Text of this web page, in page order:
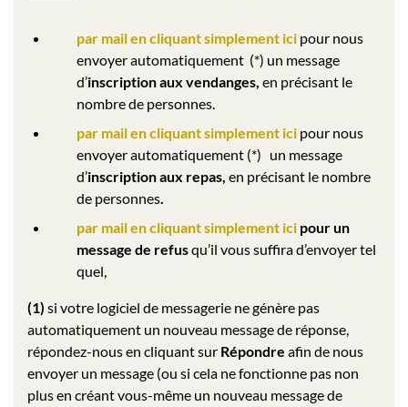
par mail en cliquant simplement ici pour nous
envoyer automatiquement (*) un message
d’inscription aux vendanges, en précisant le
nombre de personnes.
par mail en cliquant simplement ici pour nous
envoyer automatiquement (*) un message
d’inscription aux repas, en précisant le nombre
de personnes.
par mail en cliquant simplement ici pour un
message de refusqu’il vous suffira d’envoyer tel
quel,
(1) si votre logiciel de messagerie ne génère pas
automatiquement un nouveau message de réponse,
répondez-nous en cliquant sur Répondre afin de nous
envoyer un message (ou si cela ne fonctionne pas non
plus en créant vous-même un nouveau message de